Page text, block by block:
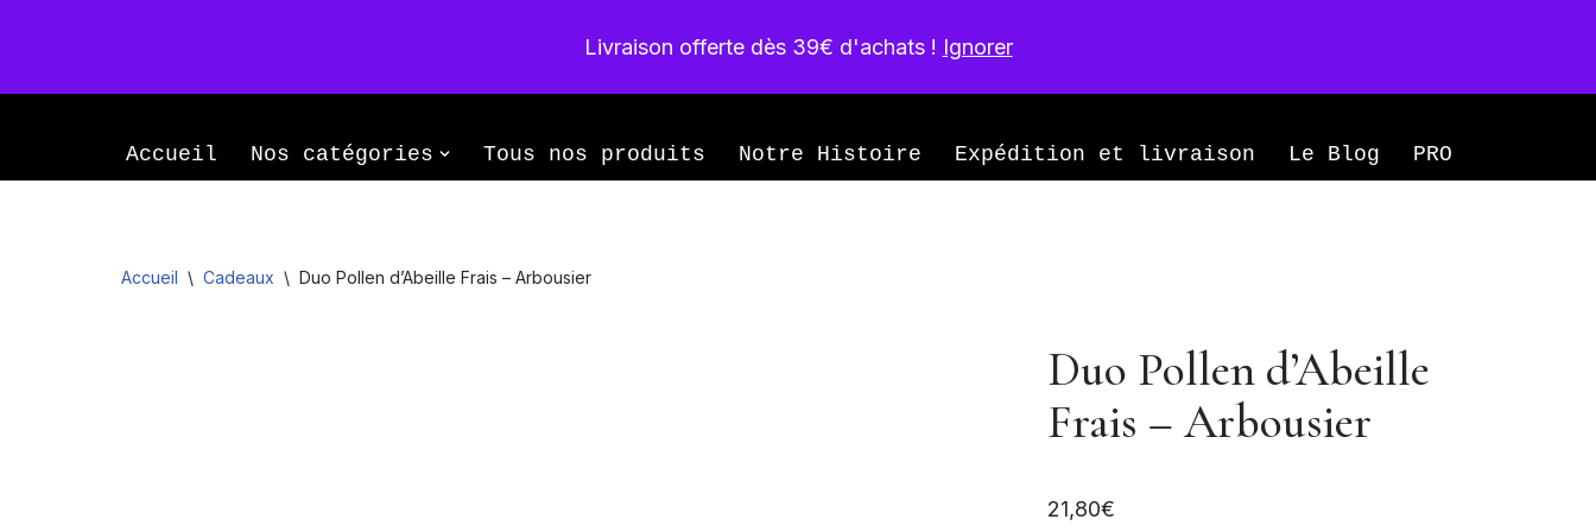
Livraison offerte dès 39€ d'achats ! Ignorer
contenu
Accueil Nos catégories Tous nos produits Notre Histoire Expédition et livraison Le Blog PRO
Accueil \ Cadeaux \ Duo Pollen d’Abeille Frais – Arbousier
Duo Pollen d’Abeille
Frais – Arbousier
21,80€